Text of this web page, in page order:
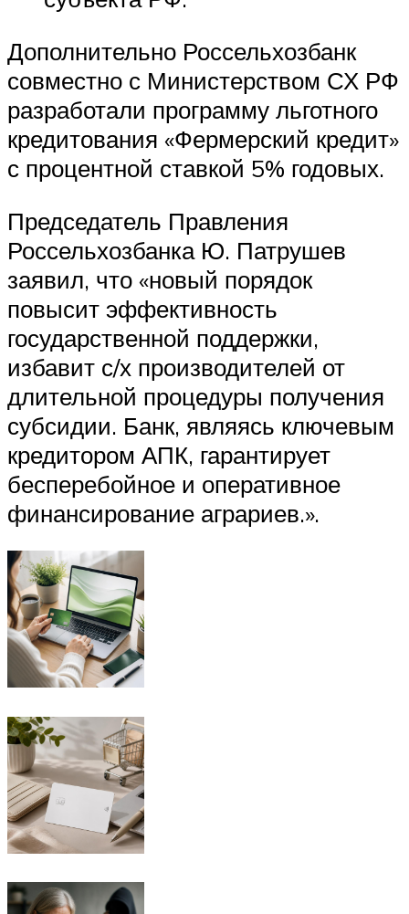
Дополнительно Россельхозбанк
совместно с Министерством СХ РФ
разработали программу льготного
кредитования «Фермерский кредит»
с процентной ставкой 5% годовых.
Председатель Правления
Россельхозбанка Ю. Патрушев
заявил, что «новый порядок
повысит эффективность
государственной поддержки,
избавит с/х производителей от
длительной процедуры получения
субсидии. Банк, являясь ключевым
кредитором АПК, гарантирует
бесперебойное и оперативное
финансирование аграриев.».